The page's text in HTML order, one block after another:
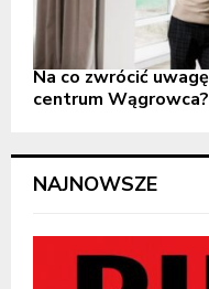
Na co zwrócić
centrum Wągrowca?
NAJNOWSZE